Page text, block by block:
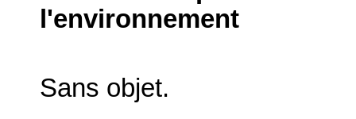
l'environnement
Sans objet.